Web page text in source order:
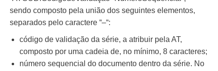
sendo composto pela união dos seguintes elementos,
separados pelo caractere “–“:
código de validação da série, a atribuir pela AT,
composto por uma cadeia de, no mínimo, 8 caracteres;
número sequencial do documento dentro da série. No